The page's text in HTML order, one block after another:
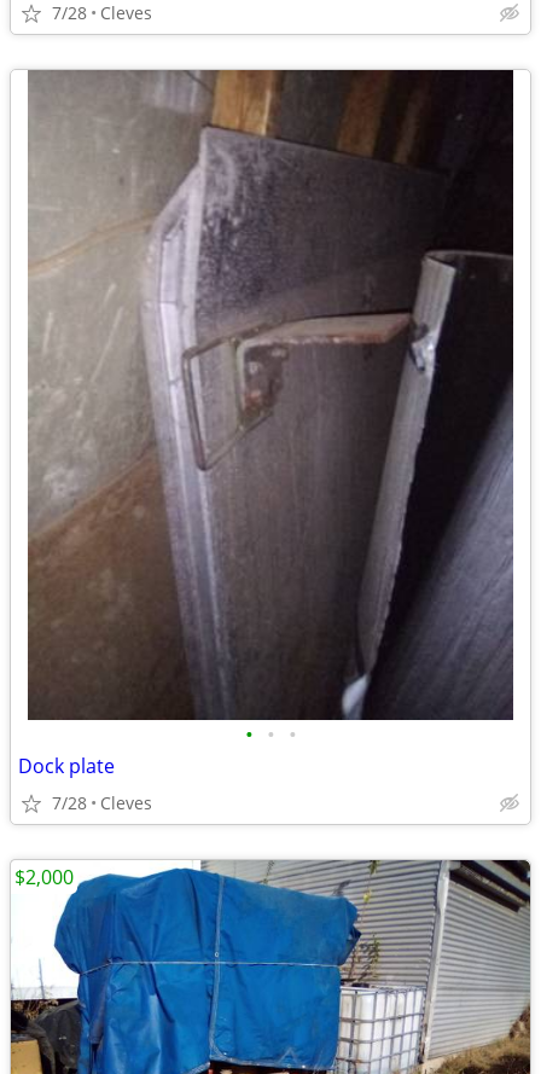
7/28 Cleves
• • •
Dock plate
7/28 Cleves
$2,000